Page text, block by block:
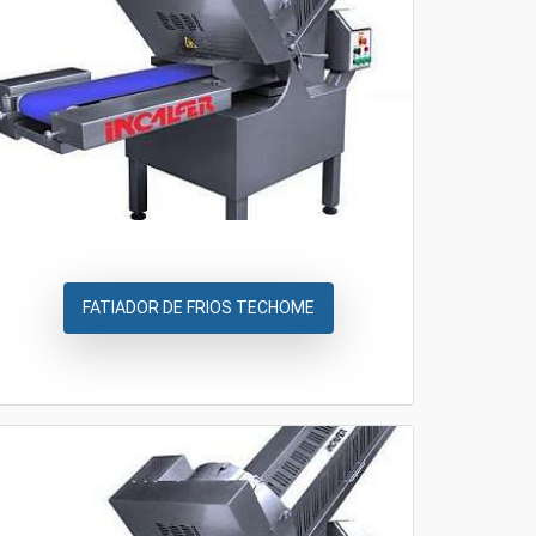
FATIADOR DE FRIOS TECHOME